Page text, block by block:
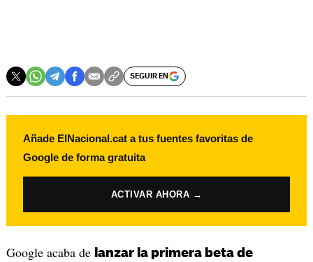
SEGUIR EN
Añade ElNacional.cat a tus fuentes favoritas de
Google de forma gratuita
ACTIVAR AHORA →
Google acaba de lanzar la primera beta de